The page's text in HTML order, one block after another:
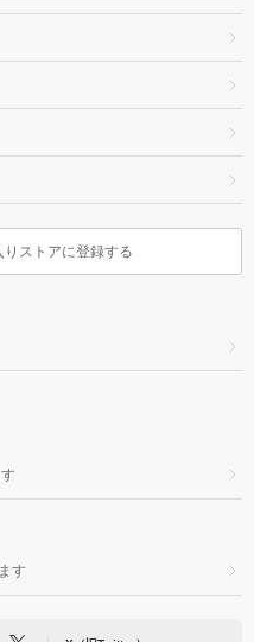
ストアに登録する
す